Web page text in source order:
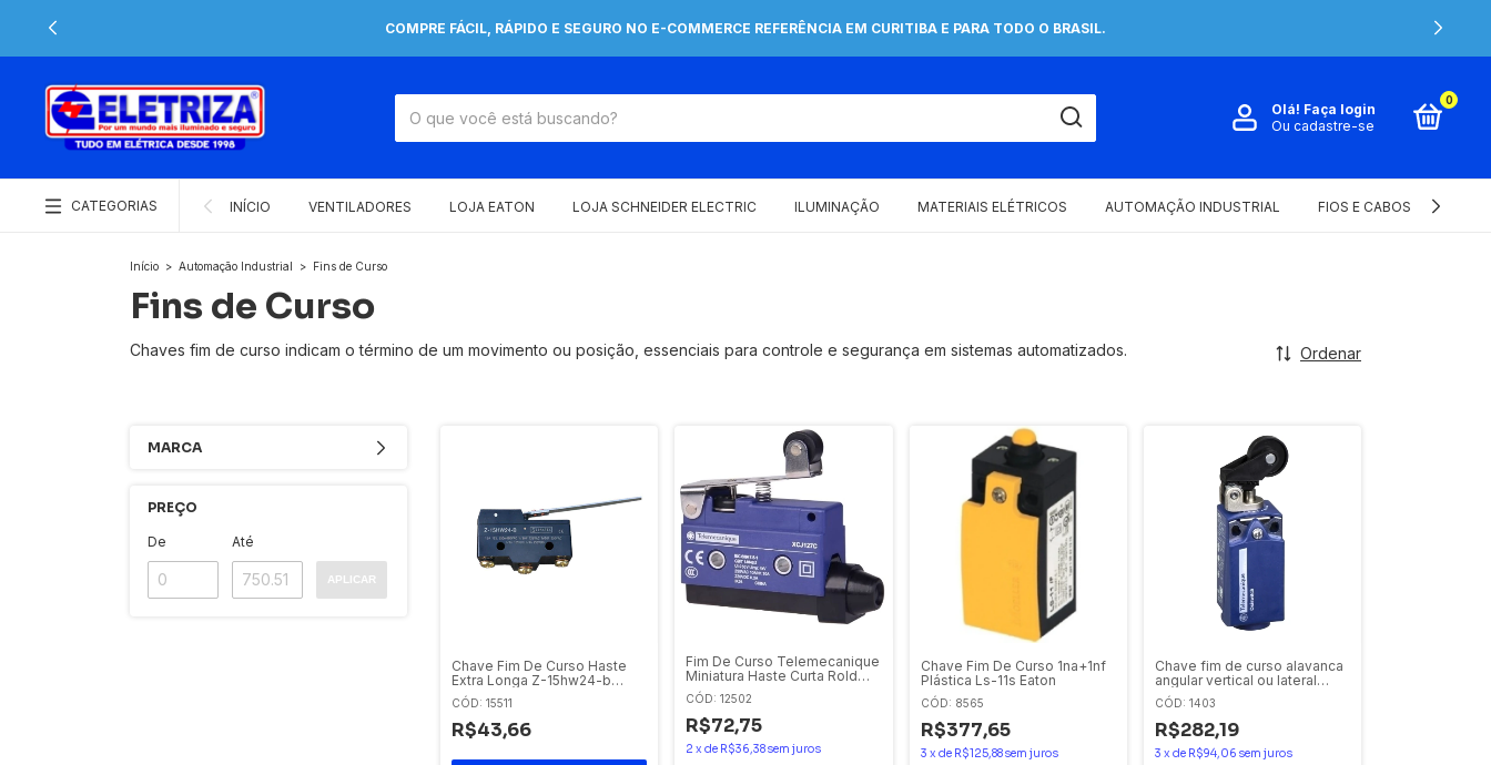
COMPRE FÁCIL, RÁPIDO E SEGURO NO E-COMMERCE REFERÊNCIA EM CURITIBA E PARA TODO O BRASIL.
Olá! Faça login
Ou cadastre-se
0
CATEGORIAS INÍCIO VENTILADORES LOJA EATON LOJA SCHNEIDER ELECTRIC ILUMINAÇÃO MATERIAIS ELÉTRICOS AUTOMAÇÃO INDUSTRIAL FIOS E CABOS ELÉTRICOS
Início > Automação Industrial > Fins de Curso
Fins de Curso
Chaves fim de curso indicam o término de um movimento ou posição, essenciais para controle e segurança em sistemas automatizados. Ordenar
MARCA
PREÇO
De Até
APLICAR
Chave Fim De Curso Haste
Extra Longa Z-15hw24-b
Sibratec
CÓD: 15511
R$43,66
Fim De Curso Telemecanique
Miniatura Haste Curta Rold
Xcj127 Telemecanique
CÓD: 12502
R$72,75
2 xde R$36,38sem juros
Chave Fim De Curso 1na+1nf
Plástica Ls-11s Eaton
CÓD: 8565
R$377,65
3 x de R$125,88sem juros
Chave fim de curso alavanca
angular vertical ou lateral
XCKP2128G11 Telemecanique
CÓD: 1403
R$282,19
3 x de R$94,06 sem juros